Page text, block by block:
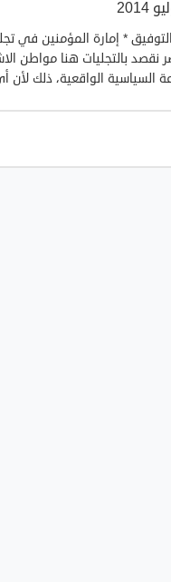
* إمارة المؤمنين في
نقصد بالتجليات هنا مواطن
السياسية الواقعية، ذلك لأن